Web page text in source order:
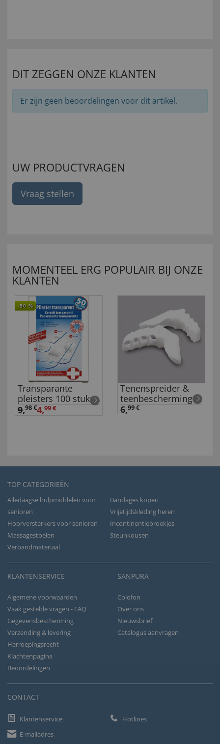
DIT ZEGGEN ONZE KLANTEN
Er zijn geen beoordelingen voor dit artikel.
UW PRODUCTVRAGEN
Vraag stellen
MOMENTEEL ERG POPULAIR BIJ ONZE
KLANTEN
-50 %
Transparante
pleisters 100 stuks
9,98 €4,99 €
Tenenspreider &
teenbescherming
6,99 €
TOP CATEGORIEËN
Alledaagse hulpmiddelen voor
senioren
Bandages kopen
Vrijetijdskleding heren
Hoorversterkers voor senioren
Incontinentiebroekjes
Massagestoelen
Steunkousen
Verbandmateriaal
KLANTENSERVICE
Algemene voorwaarden
Vaak gestelde vragen - FAQ
Gegevensbescherming
Verzending & levering
Herroepingsrecht
Klachtenpagina
Beoordelingen
SANPURA
Colofon
Over ons
Nieuwsbrief
Catalogus aanvragen
CONTACT
Klantenservice
Hotlines
E-mailadres